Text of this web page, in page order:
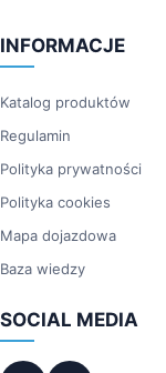
INFORMACJE
Katalog produktów
Regulamin
Polityka prywatności
Polityka cookies
Mapa dojazdowa
Baza wiedzy
SOCIAL MEDIA